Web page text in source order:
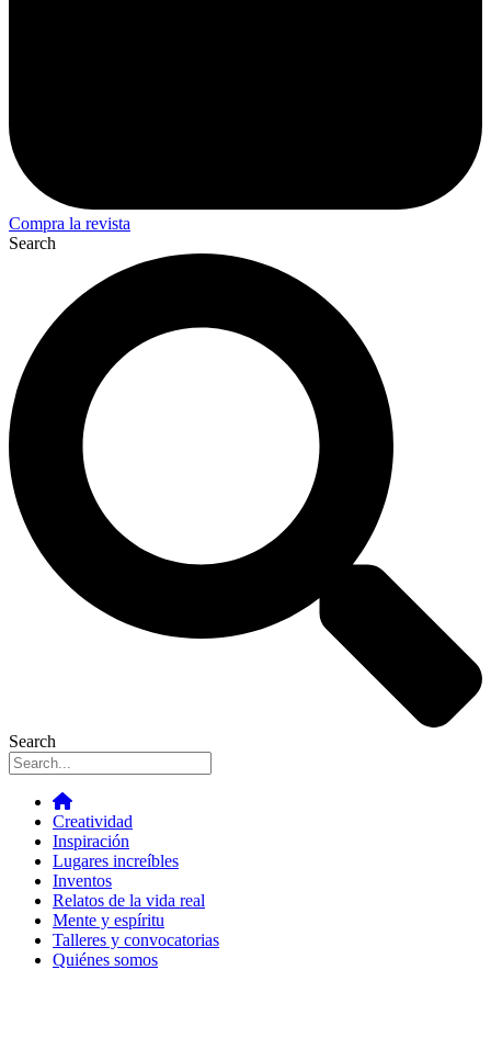
Compra la revista
Search
Search
Creatividad
Inspiración
Lugares increíbles
Inventos
Relatos de la vida real
Mente y espíritu
Talleres y convocatorias
Quiénes somos